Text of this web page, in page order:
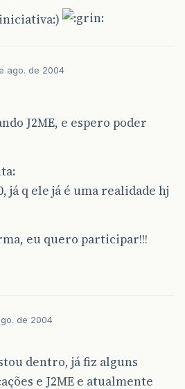
ago. de 2004
J2ME, e espero poder
já q ele já é uma realidade hj
eu quero participar!!!
de 2004
dentro, já fiz alguns
e J2ME e atualmente